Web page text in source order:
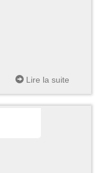
Lire la suite